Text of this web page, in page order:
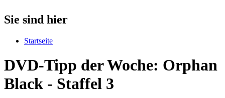
Sie sind hier
Startseite
DVD-Tipp der Woche: Orphan
Black - Staffel 3